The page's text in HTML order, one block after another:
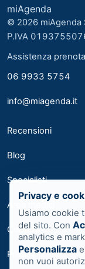
miAgenda
© 2026 miAgenda
P.IVA
Assistenza
06 9933 5754
info@miagenda.it
Recensioni
Blog
Specialisti
Area medici
Contatti
Privacy
Privacy e
Usiamo cookie
del sito. Con
analytics e
Personalizza
non vuoi